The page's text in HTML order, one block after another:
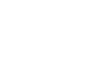
التي
بالمؤبدات
المهربة